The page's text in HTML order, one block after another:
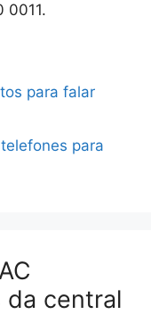
0011.
para falar
para
da central